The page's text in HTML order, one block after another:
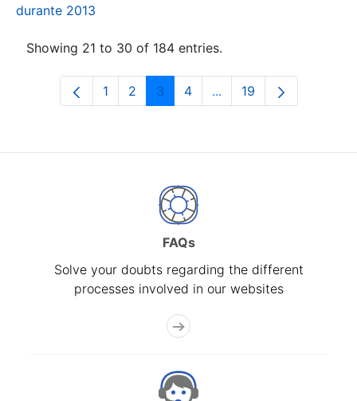
durante 2013
Showing 21 to 30 of 184 entries.
Page
1 Page
2 Page
3 Page
4 ...Intermediate Pages
Page
19
FAQs
Solve your doubts regarding the different
processes involved in our websites